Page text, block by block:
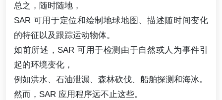
总之，随时随地，
SAR 可用于定位和绘制地球地图、描述随时间变化
的特征以及跟踪运动物体。
如前所述，SAR 可用于检测由于自然或人为事件引
起的环境变化，
例如洪水、石油泄漏、森林砍伐、船舶探测和海冰。
然而，SAR 应用程序远不止这些。